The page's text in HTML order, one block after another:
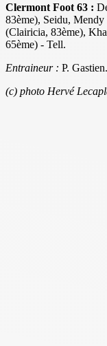
Clermont Foot 63 :
83ème), Seidu,
(Clairicia, 83ème),
65ème) - Tell.
Entraineur : P. Gastien.
(c) photo Hervé